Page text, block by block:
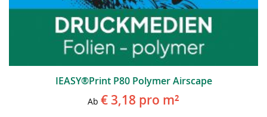
IEASY®Print P80 Polymer Airscape
Ab € 3,18 pro m²